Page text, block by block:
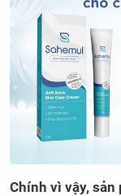
Chính vì vậy,